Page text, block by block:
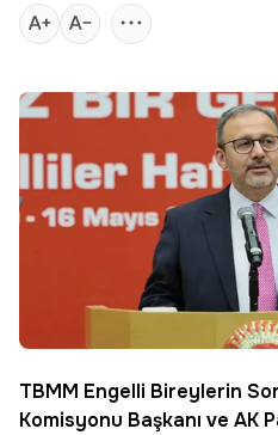
TBMM Engelli Bireylerin
Komisyonu Başkanı ve AK